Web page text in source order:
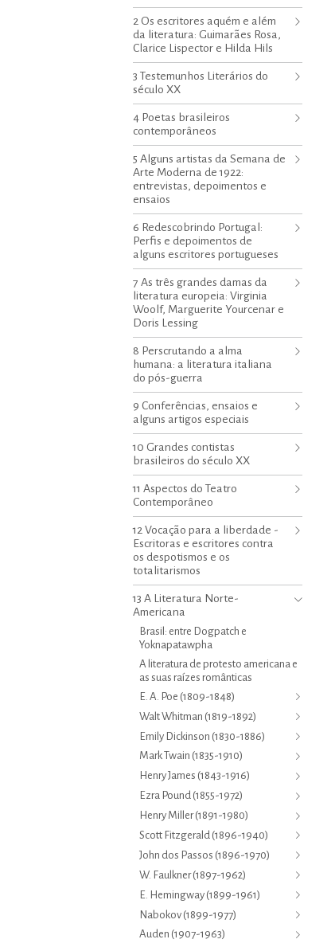
2 Os escritores aquém e além
da literatura: Guimarães Rosa,
Clarice Lispector e Hilda Hils
3 Testemunhos Literários do
século XX
4 Poetas brasileiros
contemporâneos
5 Alguns artistas da Semana de
Arte Moderna de 1922:
entrevistas, depoimentos e
ensaios
6 Redescobrindo Portugal:
Perfis e depoimentos de
alguns escritores portugueses
7 As três grandes damas da
literatura europeia: Virginia
Woolf, Marguerite Yourcenar e
Doris Lessing
8 Perscrutando a alma
humana: a literatura italiana
do pós-guerra
9 Conferências, ensaios e
alguns artigos especiais
10 Grandes contistas
brasileiros do século XX
11 Aspectos do Teatro
Contemporâneo
12 Vocação para a liberdade -
Escritoras e escritores contra
os despotismos e os
totalitarismos
13 A Literatura Norte-
Americana
Brasil: entre Dogpatch e
Yoknapatawpha
A literatura de protesto americana e
as suas raízes românticas
E. A. Poe (1809-1848)
Walt Whitman (1819-1892)
Emily Dickinson (1830-1886)
Mark Twain (1835-1910)
Henry James (1843-1916)
Ezra Pound (1855-1972)
Henry Miller (1891-1980)
Scott Fitzgerald (1896-1940)
John dos Passos (1896-1970)
W. Faulkner (1897-1962)
E. Hemingway (1899-1961)
Nabokov (1899-1977)
Auden (1907-1963)